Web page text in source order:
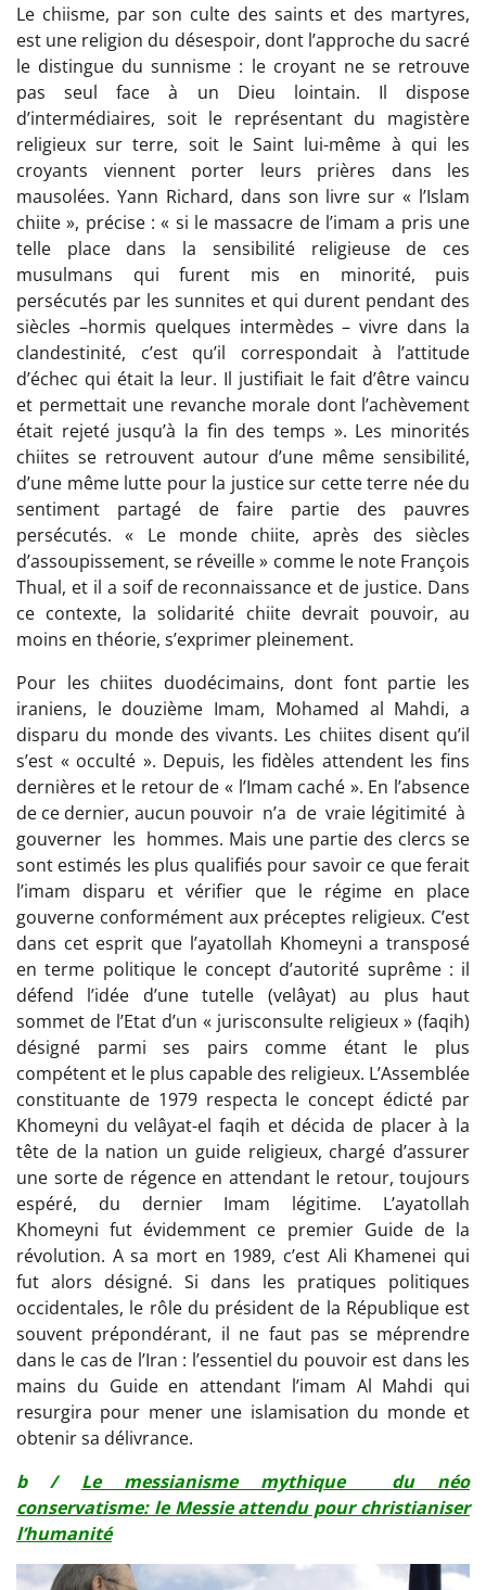
Le chiisme, par son culte des saints et des martyres,
est une religion du désespoir, dont l’approche du sacré
le distingue du sunnisme : le croyant ne se retrouve
pas seul face à un Dieu lointain. Il dispose
d’intermédiaires, soit le représentant du magistère
religieux sur terre, soit le Saint lui-même à qui les
croyants viennent porter leurs prières dans les
mausolées. Yann Richard, dans son livre sur « l’Islam
chiite », précise : « si le massacre de l’imam a pris une
telle place dans la sensibilité religieuse de ces
musulmans qui furent mis en minorité, puis
persécutés par les sunnites et qui durent pendant des
siècles –hormis quelques intermèdes – vivre dans la
clandestinité, c’est qu’il correspondait à l’attitude
d’échec qui était la leur. Il justifiait le fait d’être vaincu
et permettait une revanche morale dont l’achèvement
était rejeté jusqu’à la fin des temps ». Les minorités
chiites se retrouvent autour d’une même sensibilité,
d’une même lutte pour la justice sur cette terre née du
sentiment partagé de faire partie des pauvres
persécutés. « Le monde chiite, après des siècles
d’assoupissement, se réveille » comme le note François
Thual, et il a soif de reconnaissance et de justice. Dans
ce contexte, la solidarité chiite devrait pouvoir, au
moins en théorie, s’exprimer pleinement.
Pour les chiites duodécimains, dont font partie les
iraniens, le douzième Imam, Mohamed al Mahdi, a
disparu du monde des vivants. Les chiites disent qu’il
s’est « occulté ». Depuis, les fidèles attendent les fins
dernières et le retour de « l’Imam caché ». En l’absence
de ce dernier, aucun pouvoir n’a de vraie légitimité à
gouverner les hommes. Mais une partie des clercs se
sont estimés les plus qualifiés pour savoir ce que ferait
l’imam disparu et vérifier que le régime en place
gouverne conformément aux préceptes religieux. C’est
dans cet esprit que l’ayatollah Khomeyni a transposé
en terme politique le concept d’autorité suprême : il
défend l’idée d’une tutelle (velâyat) au plus haut
sommet de l’Etat d’un « jurisconsulte religieux » (faqih)
désigné parmi ses pairs comme étant le plus
compétent et le plus capable des religieux. L’Assemblée
constituante de 1979 respecta le concept édicté par
Khomeyni du velâyat-el faqih et décida de placer à la
tête de la nation un guide religieux, chargé d’assurer
une sorte de régence en attendant le retour, toujours
espéré, du dernier Imam légitime. L’ayatollah
Khomeyni fut évidemment ce premier Guide de la
révolution. A sa mort en 1989, c’est Ali Khamenei qui
fut alors désigné. Si dans les pratiques politiques
occidentales, le rôle du président de la République est
souvent prépondérant, il ne faut pas se méprendre
dans le cas de l’Iran : l’essentiel du pouvoir est dans les
mains du Guide en attendant l’imam Al Mahdi qui
resurgira pour mener une islamisation du monde et
obtenir sa délivrance.
b / Le messianisme mythique du néo
conservatisme: le Messie attendu pour christianiser
l’humanité